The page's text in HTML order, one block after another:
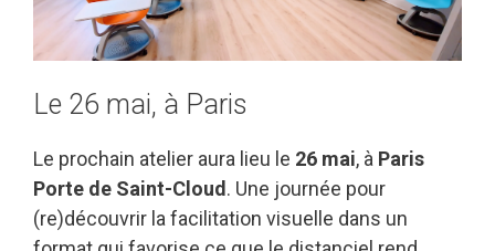
Le 26 mai, à Paris
Le prochain atelier aura lieu le 26 mai, à Paris
Porte de Saint-Cloud. Une journée pour
(re)découvrir la facilitation visuelle dans un